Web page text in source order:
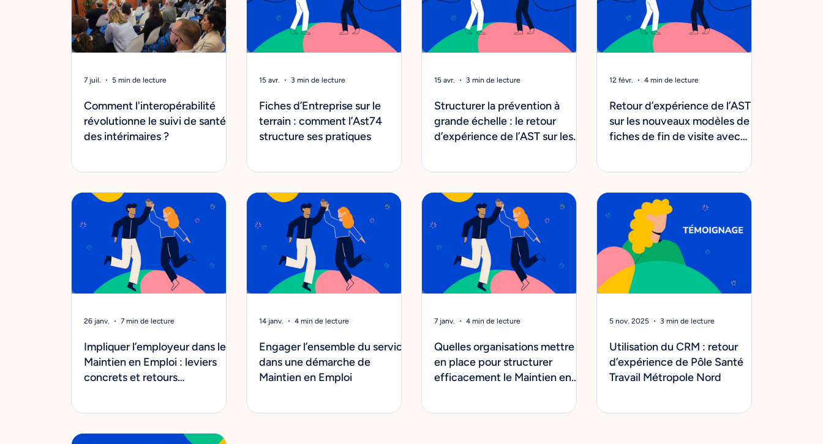
Comment l'interopérabilité
révolutionne le suivi de santé
des intérimaires ?
7 juil. 5 min de lecture
Fiches d’Entreprise sur le
terrain : comment l’Ast74
structure ses pratiques
15 avr. 3 min de lecture
Structurer la prévention à
grande échelle : le retour
d’expérience de l’AST sur les
15 avr. 3 min de lecture
Retour d’expérience de l’AST
sur les nouveaux modèles de
fiches de fin de visite avec
12 févr. 4 min de lecture
Impliquer l’employeur dans le
Maintien en Emploi : leviers
concrets et retours
26 janv. 7 min de lecture
Engager l’ensemble du service
dans une démarche de
Maintien en Emploi
14 janv. 4 min de lecture
Quelles organisations mettre
en place pour structurer
efficacement le Maintien en
7 janv. 4 min de lecture
Utilisation du CRM : retour
d’expérience de Pôle Santé
Travail Métropole Nord
5 nov. 2025 3 min de lecture